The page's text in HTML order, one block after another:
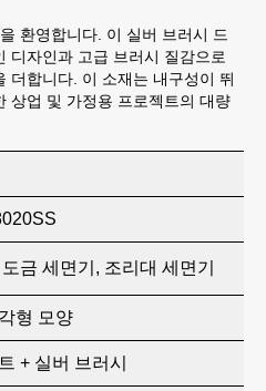
환영합니다. 이 실버 브러시 드
디자인과 고급 브러시 질감으로
더합니다. 이 소재는 내구성이 뛰
상업 및 가정용 프로젝트의 대량
금 세면기, 조리대 세면기
형 모양
+ 실버 브러시